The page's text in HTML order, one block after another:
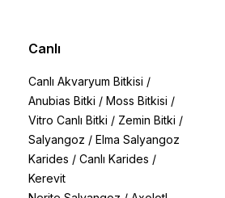
Canlı
Canlı Akvaryum Bitkisi /
Anubias Bitki /Moss Bitkisi /
Vitro Canlı Bitki / Zemin Bitki /
Salyangoz /Elma Salyangoz
Karides /Canlı Karides /
Kerevit